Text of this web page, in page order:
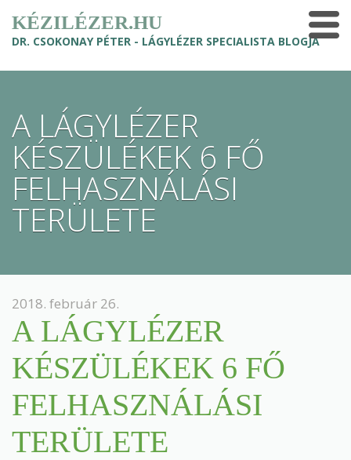
KÉZILÉZER.HU
DR. CSOKONAY PÉTER - LÁGYLÉZER SPECIALISTA BLOGJA
A LÁGYLÉZER
KÉSZÜLÉKEK 6 FŐ
FELHASZNÁLÁSI
TERÜLETE
2018. február 26.
A LÁGYLÉZER
KÉSZÜLÉKEK 6 FŐ
FELHASZNÁLÁSI
TERÜLETE